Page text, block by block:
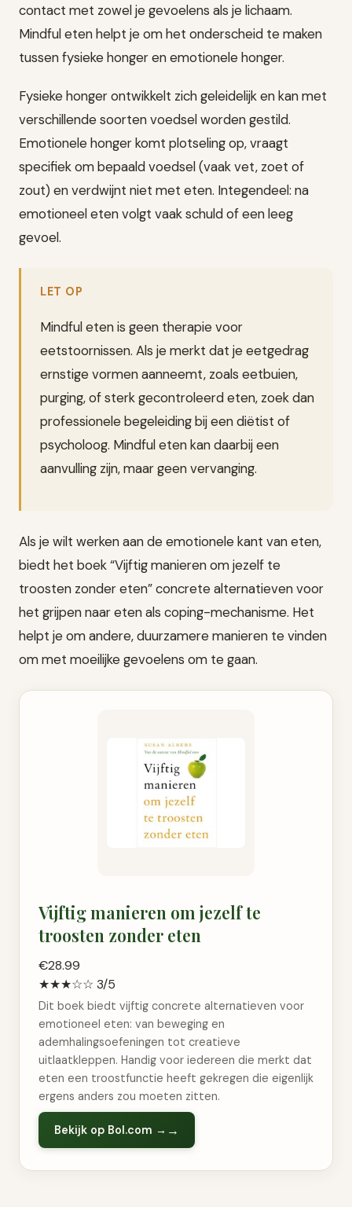
contact met zowel je gevoelens als je lichaam.
Mindful eten helpt je om het onderscheid te maken
tussen fysieke honger en emotionele honger.
Fysieke honger ontwikkelt zich geleidelijk en kan met
verschillende soorten voedsel worden gestild.
Emotionele honger komt plotseling op, vraagt
specifiek om bepaald voedsel (vaak vet, zoet of
zout) en verdwijnt niet met eten. Integendeel: na
emotioneel eten volgt vaak schuld of een leeg
gevoel.
LET OP
Mindful eten is geen therapie voor
eetstoornissen. Als je merkt dat je eetgedrag
ernstige vormen aanneemt, zoals eetbuien,
purging, of sterk gecontroleerd eten, zoek dan
professionele begeleiding bij een diëtist of
psycholoog. Mindful eten kan daarbij een
aanvulling zijn, maar geen vervanging.
Als je wilt werken aan de emotionele kant van eten,
biedt het boek “Vijftig manieren om jezelf te
troosten zonder eten” concrete alternatieven voor
het grijpen naar eten als coping-mechanisme. Het
helpt je om andere, duurzamere manieren te vinden
om met moeilijke gevoelens om te gaan.
Vijftig manieren om jezelf te
troosten zonder eten
€28.99
★★★☆☆ 3/5
Dit boek biedt vijftig concrete alternatieven voor
emotioneel eten: van beweging en
ademhalingsoefeningen tot creatieve
uitlaatkleppen. Handig voor iedereen die merkt dat
eten een troostfunctie heeft gekregen die eigenlijk
ergens anders zou moeten zitten.
Bekijk op Bol.com →